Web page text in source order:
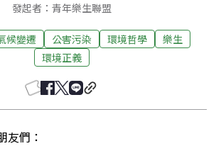
發起者：青年樂生聯盟
候變遷 公害污染 環境哲學
樂生
環境正義
友們：